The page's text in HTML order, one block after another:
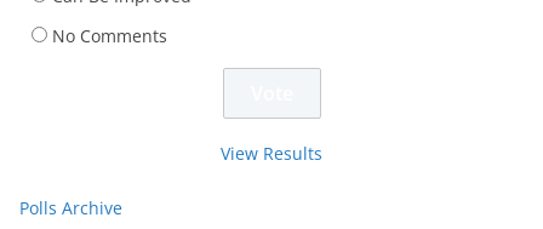
No Comments
View Results
Polls Archive